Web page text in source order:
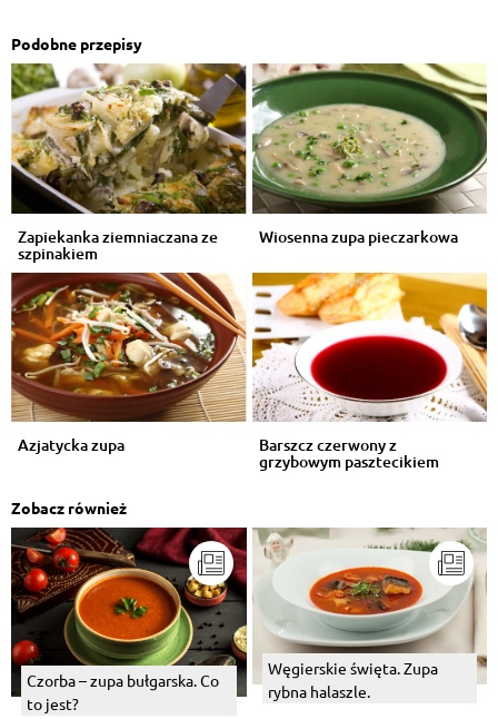
Podobne przepisy
Zapiekanka ziemniaczana ze
szpinakiem
Wiosenna zupa pieczarkowa
Azjatycka zupa Barszcz czerwony z
grzybowym pasztecikiem
Zobacz również
Czorba – zupa bułgarska. Co
to jest?
Węgierskie święta. Zupa
rybna halaszle.